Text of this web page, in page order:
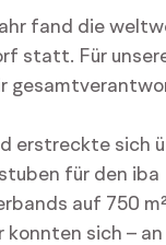
fand die
statt. Für
erstreckte sich
für den iba
auf 750
konnten sich –